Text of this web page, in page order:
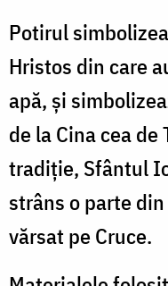
Potirul
Hristos din care
apă, și
de la Cina cea
tradiție, Sfântul
strâns o parte
vărsat pe Cruce.